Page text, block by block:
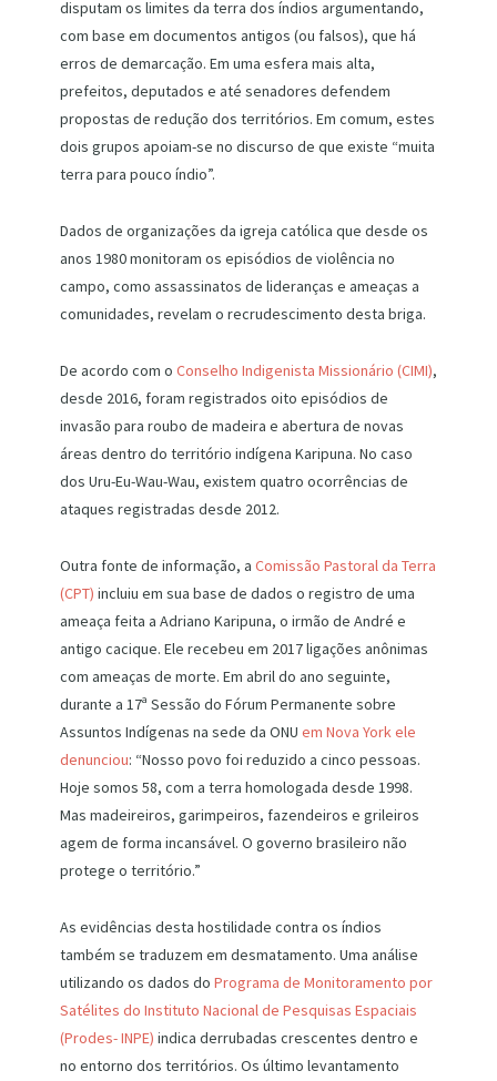
disputam os limites da terra dos índios argumentando,
com base em documentos antigos (ou falsos), que há
erros de demarcação. Em uma esfera mais alta,
prefeitos, deputados e até senadores defendem
propostas de redução dos territórios. Em comum, estes
dois grupos apoiam-se no discurso de que existe “muita
terra para pouco índio”.
Dados de organizações da igreja católica que desde os
anos 1980 monitoram os episódios de violência no
campo, como assassinatos de lideranças e ameaças a
comunidades, revelam o recrudescimento desta briga.
De acordo com o Conselho Indigenista Missionário (CIMI),
desde 2016, foram registrados oito episódios de
invasão para roubo de madeira e abertura de novas
áreas dentro do território indígena Karipuna. No caso
dos Uru-Eu-Wau-Wau, existem quatro ocorrências de
ataques registradas desde 2012.
Outra fonte de informação, a Comissão Pastoral da Terra
(CPT) incluiu em sua base de dados o registro de uma
ameaça feita a Adriano Karipuna, o irmão de André e
antigo cacique. Ele recebeu em 2017 ligações anônimas
com ameaças de morte. Em abril do ano seguinte,
durante a 17ª Sessão do Fórum Permanente sobre
Assuntos Indígenas na sede da ONU em Nova York ele
denunciou: “Nosso povo foi reduzido a cinco pessoas.
Hoje somos 58, com a terra homologada desde 1998.
Mas madeireiros, garimpeiros, fazendeiros e grileiros
agem de forma incansável. O governo brasileiro não
protege o território.”
As evidências desta hostilidade contra os índios
também se traduzem em desmatamento. Uma análise
utilizando os dados do Programa de Monitoramento por
Satélites do Instituto Nacional de Pesquisas Espaciais
(Prodes- INPE) indica derrubadas crescentes dentro e
no entorno dos territórios. Os último levantamento